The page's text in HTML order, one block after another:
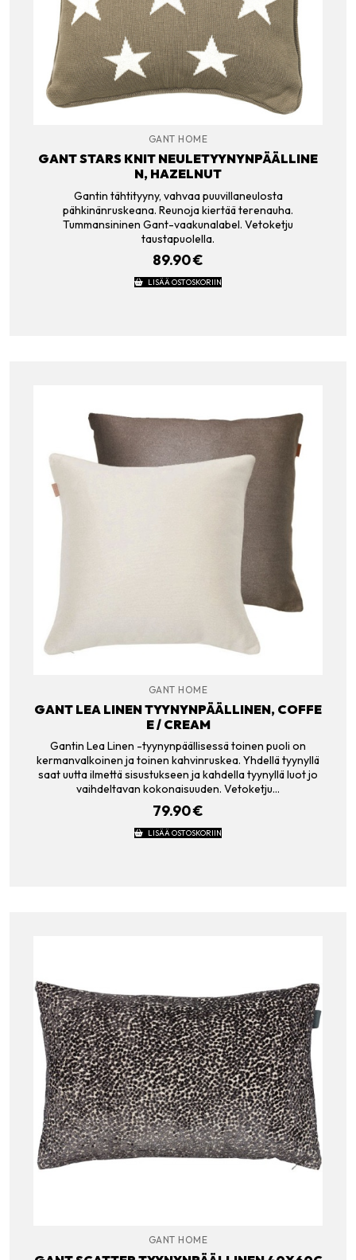
GANT HOME
GANT STARS KNIT NEULETYYNYNPÄÄLLINE
N, HAZELNUT
Gantin tähtityyny, vahvaa puuvillaneulosta
pähkinänruskeana. Reunoja kiertää terenauha.
Tummansininen Gant-vaakunalabel. Vetoketju
taustapuolella.
89.90€
LISÄÄ OSTOSKORIIN
GANT HOME
GANT LEA LINEN TYYNYNPÄÄLLINEN, COFFE
E / CREAM
Gantin Lea Linen -tyynynpäällisessä toinen puoli on
kermanvalkoinen ja toinen kahvinruskea. Yhdellä tyynyllä
saat uutta ilmettä sisustukseen ja kahdella tyynyllä luot jo
vaihdeltavan kokonaisuuden. Vetoketju…
79.90€
LISÄÄ OSTOSKORIIN
GANT HOME